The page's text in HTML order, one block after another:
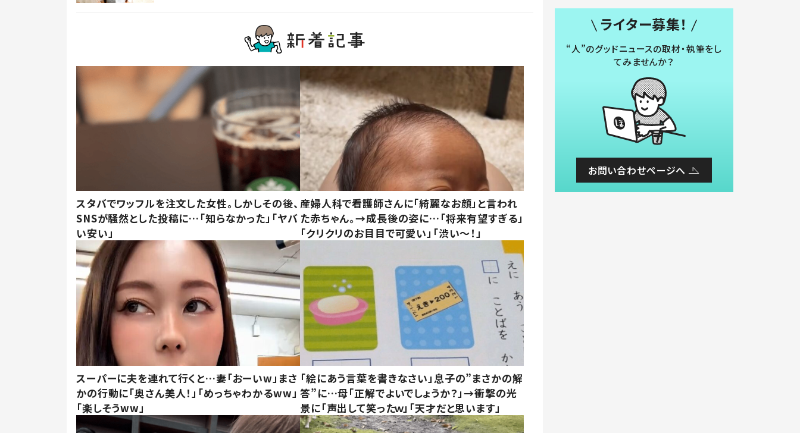
スタバでワッフルを注文した女性。しかしその後、
SNSが騒然とした投稿に…「知らなかった」「ヤバ
い安い」
産婦人科で看護師さんに「綺麗なお顔」と言われ
た赤ちゃん。→成長後の姿に…「将来有望すぎる」
「クリクリのお目目で可愛い」「渋い～！」
スーパーに夫を連れて行くと…妻「おーいw」まさ
かの行動に「奥さん美人！」「めっちゃわかるww」
「楽しそうww」
「絵にあう言葉を書きなさい」息子の”まさかの解
答”に…母「正解でよいでしょうか？」→衝撃の光
景に「声出して笑ったｗ」「天才だと思います」
ライター募集！
“人”のグッドニュースの取材・執筆をし
てみませんか？
お問い合わせページへ